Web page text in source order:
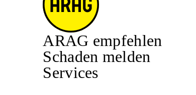
ARAG empfehlen
Schaden melden
Services